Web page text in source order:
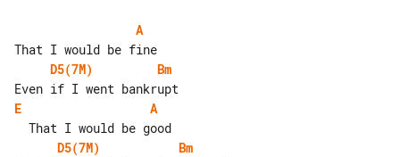
A
D5(7M)
Bm
E
A
D5(7M)
Bm